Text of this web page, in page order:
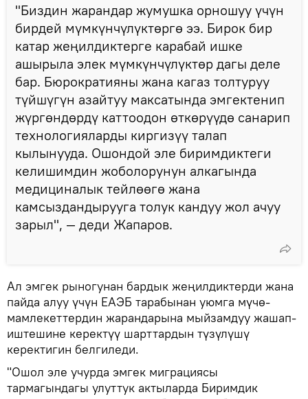
"Биздин жарандар жумушка орношуу үчүн
бирдей мүмкүнчүлүктөргө ээ. Бирок бир
катар жеңилдиктерге карабай ишке
ашырыла элек мүмкүнчүлүктөр дагы деле
бар. Бюрократияны жана кагаз толтуруу
түйшүгүн азайтуу максатында эмгектенип
жүргөндөрдү каттоодон өткөрүүдө санарип
технологияларды киргизүү талап
кылынууда. Ошондой эле биримдиктеги
келишимдин жоболорунун алкагында
медициналык тейлөөгө жана
камсыздандырууга толук кандуу жол ачуу
зарыл", — деди Жапаров.
Ал эмгек рыногунан бардык жеңилдиктерди жана
пайда алуу үчүн ЕАЭБ тарабынан уюмга мүчө-
мамлекеттердин жарандарына мыйзамдуу жашап-
иштешине керектүү шарттардын түзүлүшү
керектигин белгиледи.
"Ошол эле учурда эмгек миграциясы
тармагындагы улуттук актыларда Биримдик